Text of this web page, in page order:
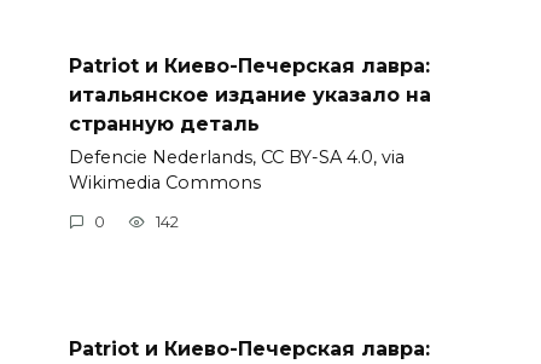
Patriot и Киево-Печерская лавра:
итальянское издание указало на
странную деталь
Defencie Nederlands, CC BY-SA 4.0, via
Wikimedia Commons
0 142
Patriot и Киево-Печерская лавра: